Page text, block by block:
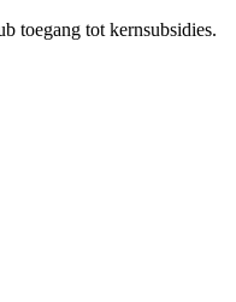
toegang tot kernsubsidies.